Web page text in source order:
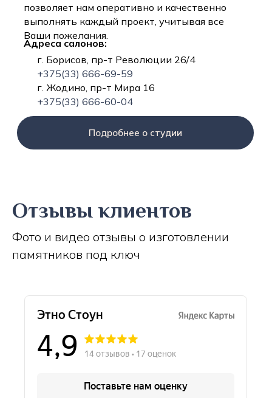
позволяет нам оперативно и качественно
выполнять каждый проект, учитывая все
Ваши пожелания.
Адреса салонов:
г. Борисов, пр-т Революции 26/4
+375(33) 666-69-59
г. Жодино, пр-т Мира 16
+375(33) 666-60-04
Подробнее о студии
Отзывы клиентов
Фото и видео отзывы о изготовлении
памятников под ключ